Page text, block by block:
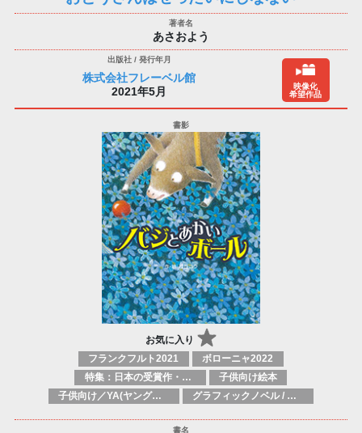
あさおよう
株式会社フレーベル館
2021年5月
映像化
希望作品
お気に入り
フランクフルト2021
ボローニャ2022
特集：日本の受賞作・ノミネート作品特集
子供向け絵本
子供向け／YA(ヤングアダルト)向け一般：芸術&芸術家
グラフィックノベル / コミックブック / 漫画：スタイル / 伝統